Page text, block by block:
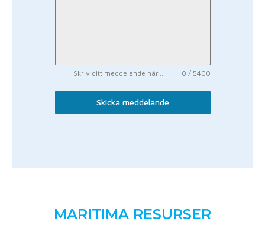
Skriv ditt meddelande här... 0 / 5400
Skicka meddelande
MARITIMA RESURSER